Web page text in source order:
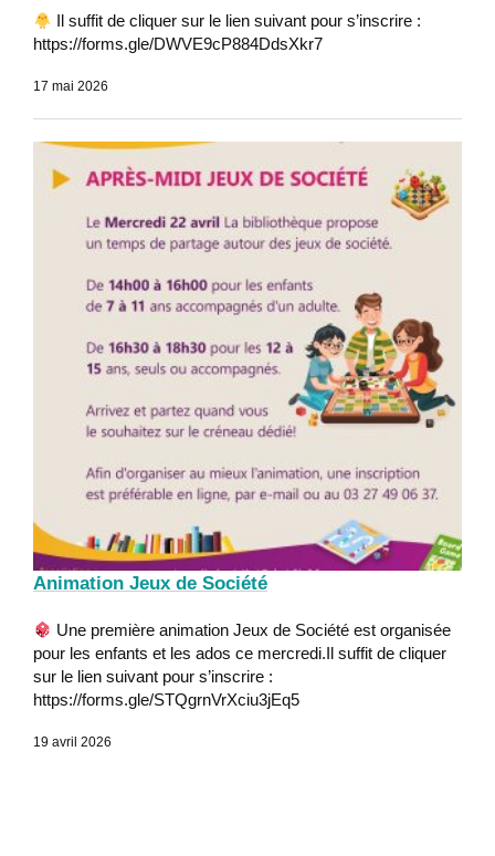
Il suffit de cliquer sur le lien suivant pour s’inscrire :
https://forms.gle/DWVE9cP884DdsXkr7
17 mai 2026
Animation Jeux de Société
Une première animation Jeux de Société est organisée
pour les enfants et les ados ce mercredi.Il suffit de cliquer
sur le lien suivant pour s’inscrire :
https://forms.gle/STQgrnVrXciu3jEq5
19 avril 2026